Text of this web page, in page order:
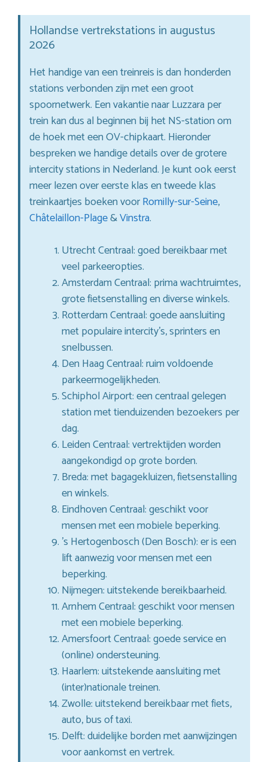
Hollandse vertrekstations in augustus
2026
Het handige van een treinreis is dan honderden
stations verbonden zijn met een groot
spoornetwerk. Een vakantie naar Luzzara per
trein kan dus al beginnen bij het NS-station om
de hoek met een OV-chipkaart. Hieronder
bespreken we handige details over de grotere
intercity stations in Nederland. Je kunt ook eerst
meer lezen over eerste klas en tweede klas
treinkaartjes boeken voorRomilly-sur-Seine,
Châtelaillon-Plage&Vinstra.
Utrecht Centraal: goed bereikbaar met
veel parkeeropties.
Amsterdam Centraal: prima wachtruimtes,
grote fietsenstalling en diverse winkels.
Rotterdam Centraal: goede aansluiting
met populaire intercity’s, sprinters en
snelbussen.
Den Haag Centraal: ruim voldoende
parkeermogelijkheden.
Schiphol Airport: een centraal gelegen
station met tienduizenden bezoekers per
dag.
Leiden Centraal: vertrektijden worden
aangekondigd op grote borden.
Breda: met bagagekluizen, fietsenstalling
en winkels.
Eindhoven Centraal: geschikt voor
mensen met een mobiele beperking.
’s Hertogenbosch (Den Bosch): er is een
lift aanwezig voor mensen met een
beperking.
Nijmegen: uitstekende bereikbaarheid.
Arnhem Centraal: geschikt voor mensen
met een mobiele beperking.
Amersfoort Centraal: goede service en
(online) ondersteuning.
Haarlem: uitstekende aansluiting met
(inter)nationale treinen.
Zwolle: uitstekend bereikbaar met fiets,
auto, bus of taxi.
Delft: duidelijke borden met aanwijzingen
voor aankomst en vertrek.